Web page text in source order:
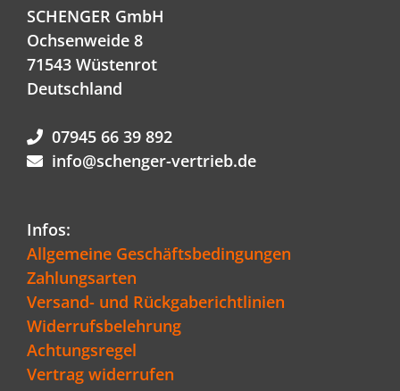
SCHENGER GmbH
Ochsenweide 8
71543 Wüstenrot
Deutschland
07945 66 39 892
info@schenger-vertrieb.de
Infos:
Allgemeine Geschäftsbedingungen
Zahlungsarten
Versand- und Rückgaberichtlinien
Widerrufsbelehrung
Achtungsregel
Vertrag widerrufen